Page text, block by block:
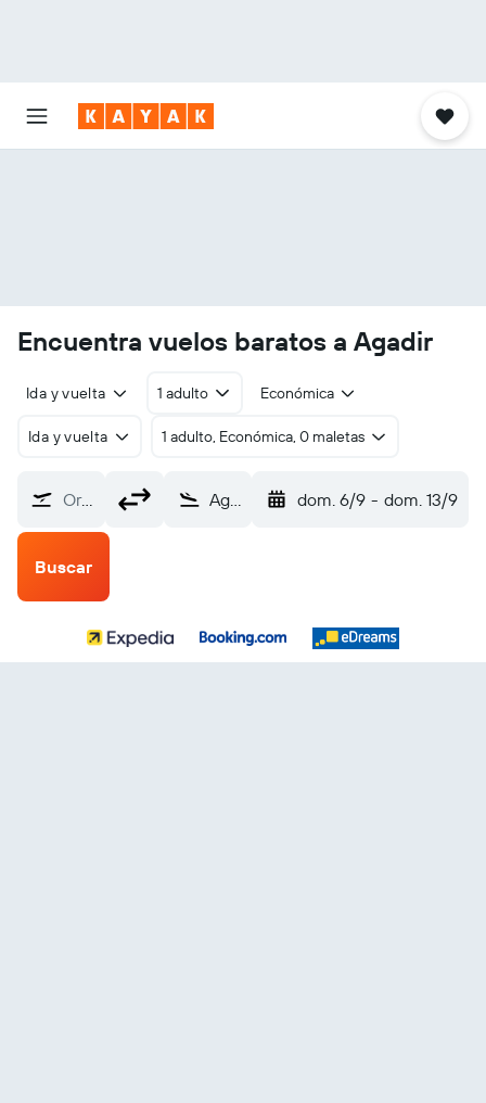
Encuentra vuelos baratos a Agadir
Ida y vuelta 1 adulto Económica
Ida y vuelta 1 adulto, Económica, 0 maletas
Origen Agadir-Al Massira (AGA) dom. 6/9 - dom. 13/9
Buscar